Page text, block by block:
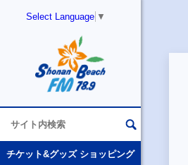
Select Language ▼
チケット&グッズ ショッピング